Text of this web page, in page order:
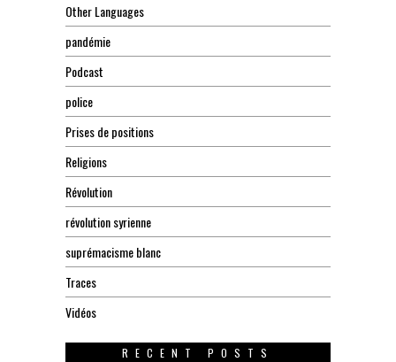
Other Languages
pandémie
Podcast
police
Prises de positions
Religions
Révolution
révolution syrienne
suprémacisme blanc
Traces
Vidéos
RECENT POSTS